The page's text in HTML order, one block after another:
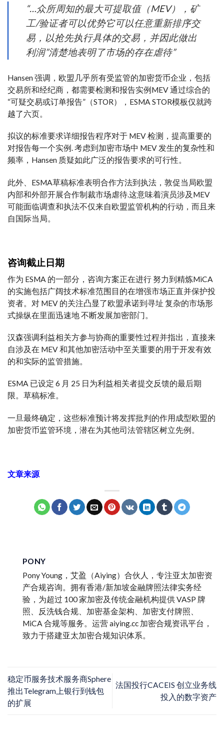
“…众所周知的最大可提取值（MEV），矿
工/验证者可以优势它可以任意重新排序交
易，以抢先执行具体的交易，并因此做出
利润”清楚地表明了市场的存在虐待”
Hansen 强调，欧盟几乎所有受监管的加密货币企业，包括
交易所和经纪商，都需要检测和报告实例MEV 通过综合的
“可疑交易或订单报告”（STOR），ESMA STOR模板仅就跨
越了六页。
拟议的标准要求详细报告程序对于 MEV 检测，提高重要的
对报告每一个实例. 考虑到加密市场中 MEV 发生的复杂性和
频率，Hansen 质疑如此广泛的报告要求的可行性。
此外 、ESMA草稿标准表明合作方法到执法 ，敦促当局欧盟
内部和外部开展合作制裁市场虐待.这意味着演员涉及 MEV
可能面临调查和执法不仅来自欧盟监管机构的行动，而且来
自国际当局
咨询截止日期
作为 ESMA 的一部分， 咨询方案正在进行 努力到精炼MiCA
的实施包括广阔技术标准范围目的在增强市场正直并保护投
资者。对 MEV 的关注凸显了欧盟承诺到寻址 复杂的市场形
式操纵在里面迅速地不断发展加密部门。
汉森强调利益相关方参与协商的重要性过程并指出，直接来
自涉及在 MEV 和其他加密活动中至关重要的用于开发有效
的和实际的监管措施。
ESMA 已设定 6 月 25 日为利益相关者提交反馈的最后期
限。 草稿标准。
一旦最终确定，这些标准预计将发挥批判的作用成型欧盟的
加密货币监管环境， 潜在为其他司法管辖区树立先例。
文章来源
PONY
Pony Young，艾盈（Aiying）合伙人，专注亚太加密资
产合规咨询。拥有香港/新加坡金融牌照法律实务经
验，为超过 100 家加密及传统金融机构提供 VASP 牌
照、反洗钱合规、加密基金架构、加密支付牌照、
MiCA 合规等服务。运营 aiying.cc 加密合规资讯平台，
致力于搭建亚太加密合规知识体系。
稳定币服务技术服务商Sphere
推出Telegram上银行到钱包
的扩展
法国投行CACEIS 创立业务线
投入的数字资产